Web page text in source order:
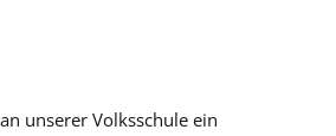
unserer Volksschule ein